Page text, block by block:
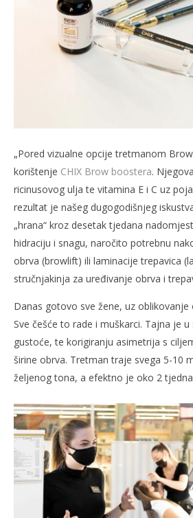
„Pored vizualne opcije tretmanom
korištenje CHIX Brow boostera.
ricinusovog ulja te vitamina E i C uz
rezultat je našeg dugogodišnjeg
„hrana“ kroz desetak tjedana
hidraciju i snagu, naročito potrebnu
obrva (browlift) ili laminacije trepavica
stručnjakinja za uređivanje obrva i
Danas gotovo sve žene, uz
Sve češće to rade i muškarci. Tajna je
gustoće, te korigiranju asimetrija s
širine obrva. Tretman traje svega 5-10
željenog tona, a efektno je oko 2